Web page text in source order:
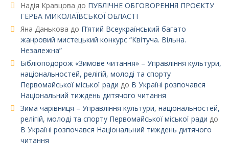
Надія Кравцова до ПУБЛІЧНЕ ОБГОВОРЕННЯ ПРОЄКТУ
ГЕРБА МИКОЛАЇВСЬКОЇ ОБЛАСТІ
Яна Данькова до П’ятий Всеукраїнський багато
жанровий мистецький конкурс “Квітуча. Вільна.
Незалежна”
Бібліоподорож «Зимове читання» – Управління культури,
національностей, релігій, молоді та спорту
Первомайської міської ради до В Україні розпочався
Національний тиждень дитячого читання
Зима чарівниця – Управління культури, національностей,
релігій, молоді та спорту Первомайської міської ради до
В Україні розпочався Національний тиждень дитячого
читання